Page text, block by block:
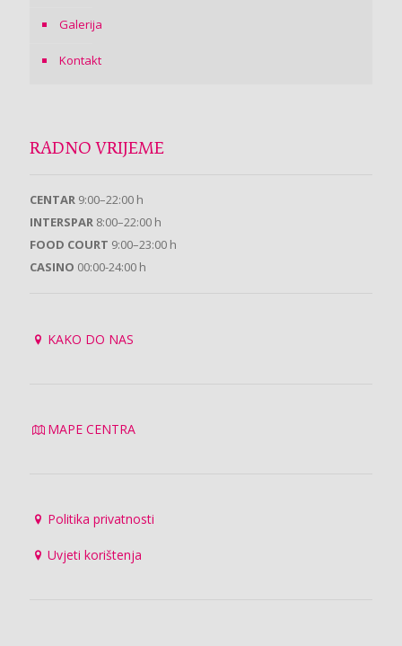
Galerija
Kontakt
RADNO VRIJEME
CENTAR 9:00–22:00 h
INTERSPAR 8:00–22:00 h
FOOD COURT 9:00–23:00 h
CASINO 00:00-24:00 h
KAKO DO NAS
MAPE CENTRA
Politika privatnosti
Uvjeti korištenja